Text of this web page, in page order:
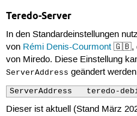
Teredo-Server
In den Standardeinstellungen
von Rémi Denis-Courmont🇬🇧,
von Miredo. Diese Einstellung
ServerAddress geändert
ServerAddress   teredo-
Dieser ist aktuell (Stand März